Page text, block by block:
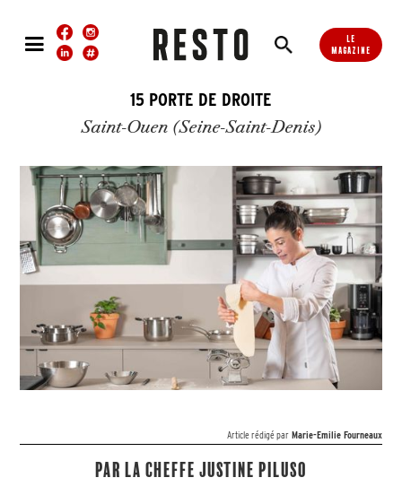
LE
MAGAZINE
15 PORTE DE DROITE
Saint-Ouen (Seine-Saint-Denis)
Article rédigé par Marie-Emilie Fourneaux
Par la cheffe Justine Piluso